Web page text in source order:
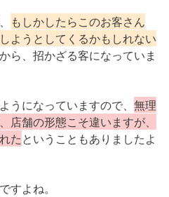
もしかしたらこのお客さん
ようとしてくるかもしれない
ら、招かざる客になっていま
うになっていますので、 無理
店舗の形態こそ違いますが、
たということもありましたよ
すよね。